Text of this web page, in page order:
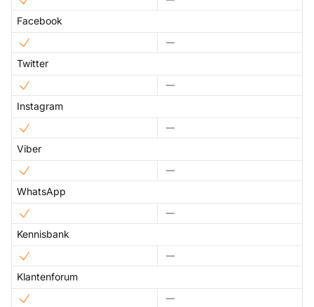
Facebook
Twitter
Instagram
Viber
WhatsApp
Kennisbank
Klantenforum